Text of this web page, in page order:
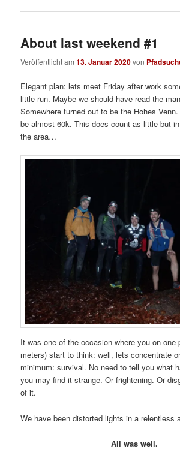
About last weekend #1
Veröffentlicht am13. Januar 2020von
Elegant plan: lets meet Friday after work
little run. Maybe we should have read the
Somewhere turned out to be the Hohes
be almost 60k. This does count as little but
the area…
It was one of the occasion where you on one
meters) start to think: well, lets concentrate
minimum: survival. No need to tell you what
you may find it strange. Or frightening. Or
of it.
We have been distorted lights in a relentless
All was well.